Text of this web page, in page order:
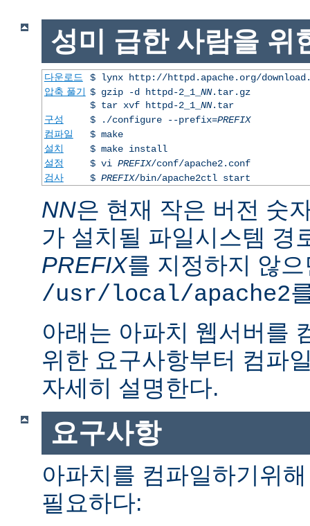
성미 급한 사람을 위
다운로드
$ lynx http://httpd.apache.org/
압축 풀기 $ gzip -d httpd-2_1_ NN.tar.gz
$ tar xvf httpd-2_1_ NN.tar
구성
$ ./configure --prefix=PREFIX
컴파일
$ make
설치
$ make install
설정
$ vi PREFIX/conf/apache2.conf
검사
$ PREFIX/bin/apache2ctl start
NN은 현재 작은 버전 숫
가 설치될 파일시스템 경
PREFIX를 지정하지 않
/usr/local/apache2
아래는 아파치 웹서버를
위한 요구사항부터 컴파
자세히 설명한다.
요구사항
아파치를 컴파일하기위
필요하다: